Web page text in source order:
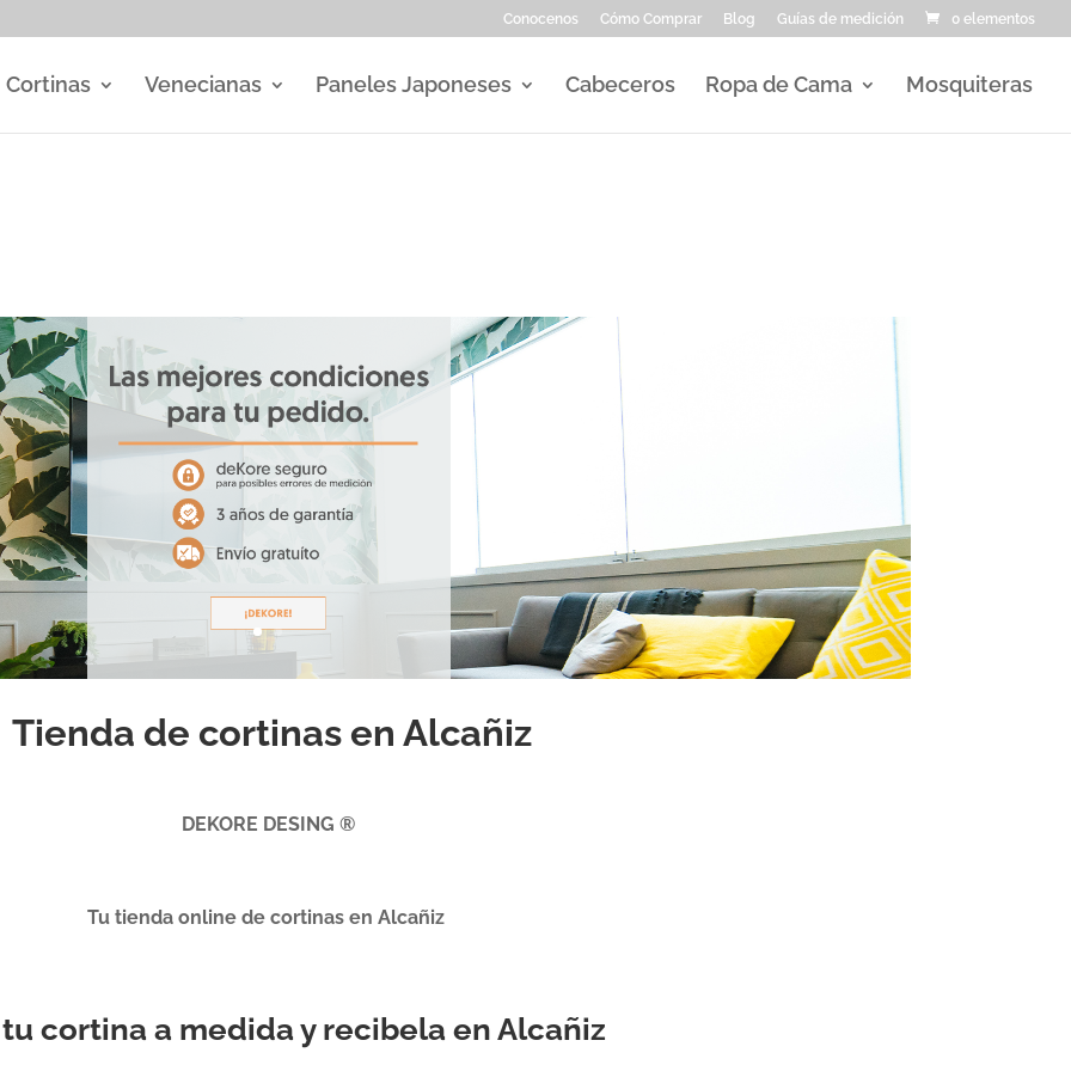
Conocenos Cómo Comprar Blog Guías de medición 0 elementos
Cortinas Venecianas Paneles Japoneses Cabeceros Ropa de Cama Mosquiteras
Tienda de cortinas en Alcañiz
DEKORE DESING ®
Tu tienda online de cortinas en Alcañiz
cortina a medida y recibela en Alcañiz